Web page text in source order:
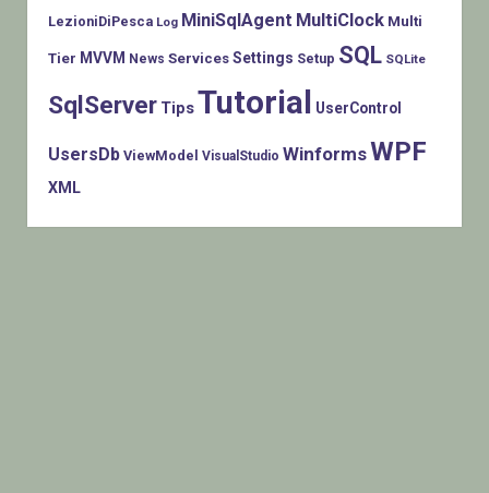
LezioniDiPesca Log MiniSqlAgent MultiClock Multi
Tier MVVM News Services Settings Setup SQL SQLite
SqlServer TipsTutorial UserControl
UsersDb ViewModel VisualStudio WinformsWPF
XML